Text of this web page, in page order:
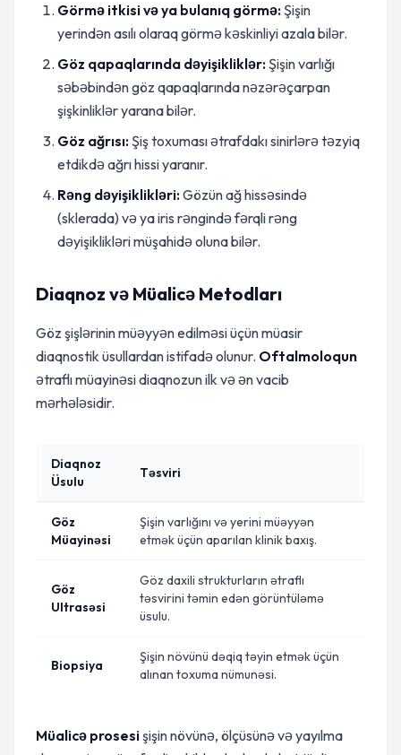
Görmə itkisi və ya bulanıq görmə:Şişin
yerindən asılı olaraq görmə kəskinliyi azala bilər.
Göz qapaqlarında dəyişikliklər:Şişin varlığı
səbəbindən göz qapaqlarında nəzərəçarpan
şişkinliklər yarana bilər.
Göz ağrısı:Şiş toxuması ətrafdakı sinirlərə təzyiq
etdikdə ağrı hissi yaranır.
Rəng dəyişiklikləri:Gözün ağ hissəsində
(sklerada) və ya iris rəngində fərqli rəng
dəyişiklikləri müşahidə oluna bilər.
Diaqnoz və Müalicə Metodları
Göz şişlərinin müəyyən edilməsi üçün müasir
diaqnostik üsullardan istifadə olunur. Oftalmoloqun
ətraflı müayinəsi diaqnozun ilk və ən vacib
mərhələsidir.
Diaqnoz
Üsulu
Təsviri
Göz
Müayinəsi
Şişin varlığını və yerini müəyyən
etmək üçün aparılan klinik baxış.
Göz
Ultrasəsi
Göz daxili strukturların ətraflı
təsvirini təmin edən görüntüləmə
üsulu.
Biopsiya
Şişin növünü dəqiq təyin etmək üçün
alınan toxuma nümunəsi.
Müalicə prosesişişin növünə, ölçüsünə və yayılma